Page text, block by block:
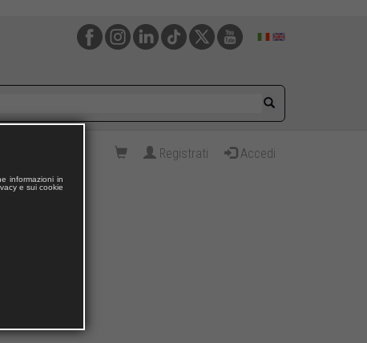
Registrati Accedi
informazioni in
e sui cookie